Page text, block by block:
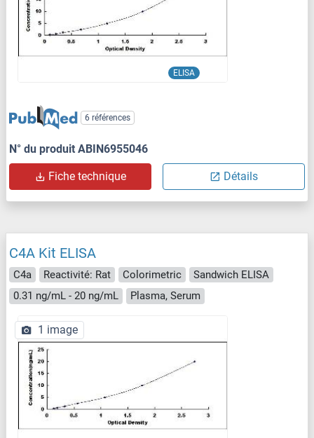
ELISA
6 références
N° du produit ABIN6955046
Fiche technique Détails
C4A Kit ELISA
C4a Reactivité: Rat Colorimetric
Sandwich ELISA
0.31 ng/mL - 20 ng/mL
Plasma, Serum
1 image